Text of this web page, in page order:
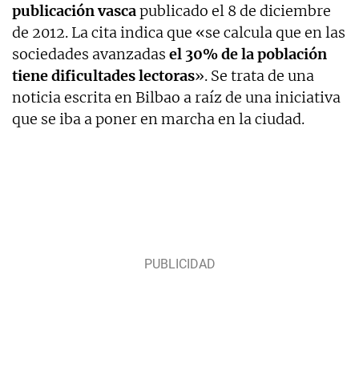
publicación vascapublicado el 8 de diciembre
de 2012. La cita indica que «se calcula que en las
sociedades avanzadas el 30% de la población
tiene dificultades lectoras». Se trata de una
noticia escrita en Bilbao a raíz de una iniciativa
que se iba a poner en marcha en la ciudad.